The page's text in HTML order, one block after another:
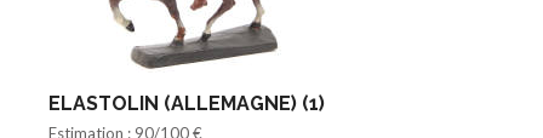
ELASTOLIN (ALLEMAGNE) (1)
Estimation : 90/100 €